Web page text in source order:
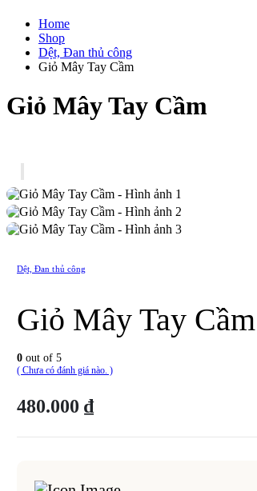
Home
Shop
Dệt, Đan thủ công
Giỏ Mây Tay Cầm
Giỏ Mây Tay Cầm
Dệt, Đan thủ công
Giỏ Mây Tay Cầm
0 out of 5
( Chưa có đánh giá nào. )
480.000 ₫